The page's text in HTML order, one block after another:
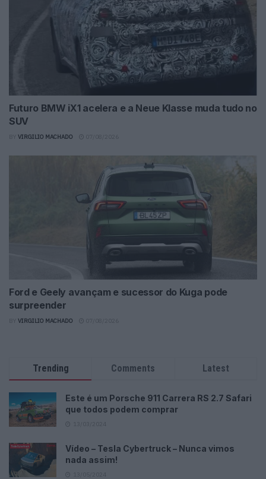
Futuro BMW iX1 acelera e a Neue Klasse muda tudo no
SUV
VIRGILIO MACHADO
Ford e Geely avançam e sucessor do Kuga pode
surpreender
VIRGILIO MACHADO
Trending Comments Latest
Este é um Porsche 911 Carrera RS 2.7 Safari
que todos podem comprar
Vídeo – Tesla Cybertruck – Nunca vimos
nada assim!